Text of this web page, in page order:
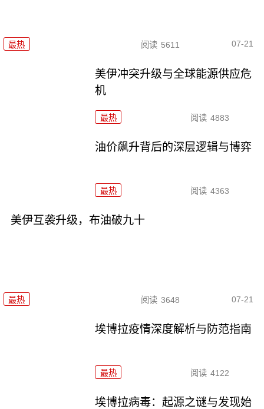
最热 阅读 5611 07-21
美伊冲突升级与全球能源供应危
机
最热 阅读 4883
油价飙升背后的深层逻辑与博弈
最热 阅读 4363
美伊互袭升级，布油破九十
最热 阅读 3648 07-21
埃博拉疫情深度解析与防范指南
最热 阅读 4122
埃博拉病毒：起源之谜与发现始